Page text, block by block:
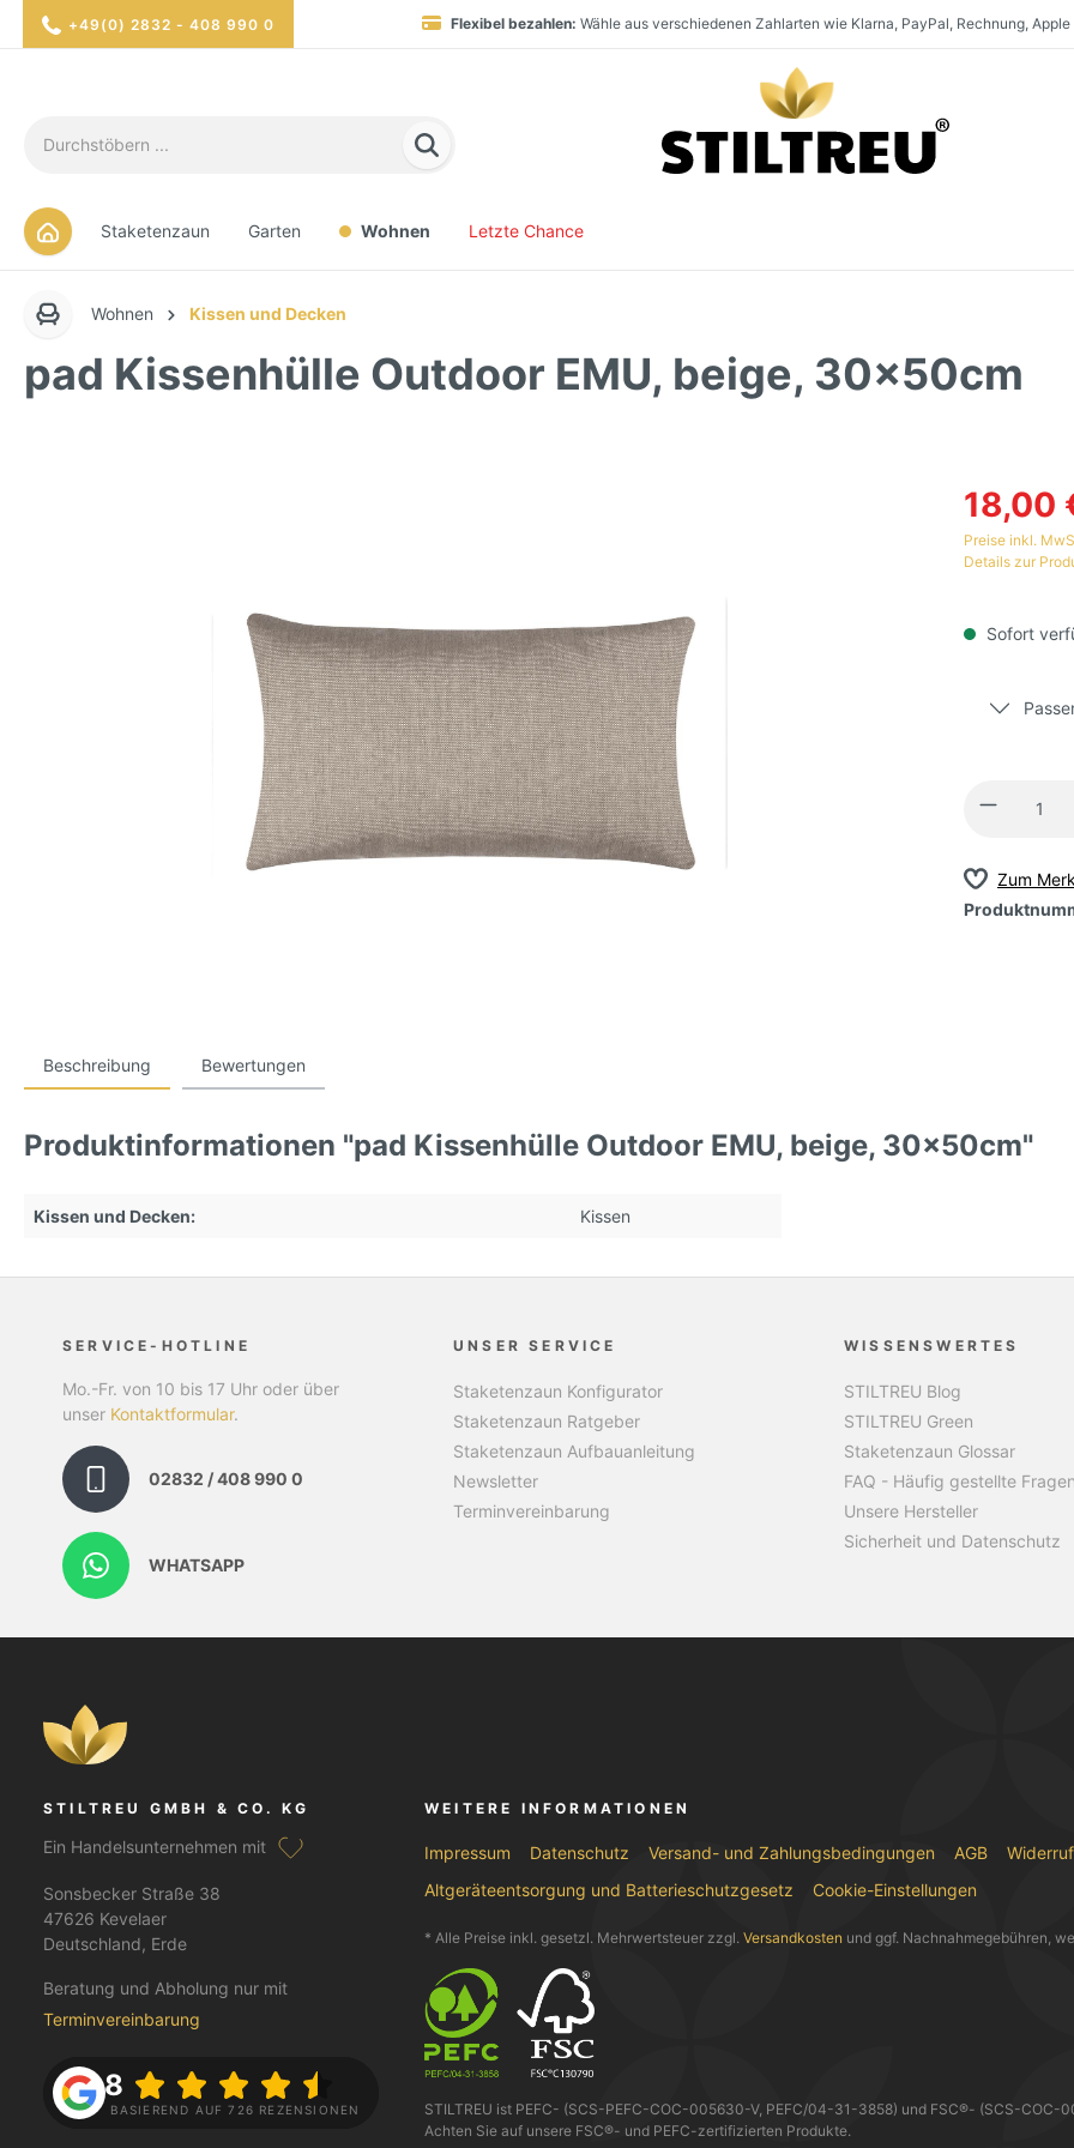
+49(0) 2832 - 408 990 0 Flexibel bezahlen: Wähle aus verschiedenen Zahlarten wie Klarna, PayPal, Rechnung,
Paket- und Speditionsversand innerhalb
Staketenzaun Vollsortiment und stets hohe Warenverfügbarkeit. Größter
SSL-verschlüsselt und DSGVO-konform online einkaufen. Serverstandort
Staketenzaun Garten Wohnen Letzte Chance
Wohnen Kissen und Decken
pad Kissenhülle Outdoor EMU, beige, 30x50cm
18,00
Preise inkl.
Details zur
Sofort
Zum
Beschreibung Bewertungen
Produktinformationen "pad Kissenhülle Outdoor EMU, beige, 30x50cm"
Kissen und Decken: Kissen
SERVICE-HOTLINE
Mo.-Fr. von 10 bis 17 Uhr oder über
unser Kontaktformular.
02832 / 408 990 0
WHATSAPP
UNSER SERVICE
Staketenzaun Konfigurator
Staketenzaun Ratgeber
Staketenzaun Aufbauanleitung
Newsletter
Terminvereinbarung
WISSENSWERTES
STILTREU Blog
STILTREU Green
Staketenzaun Glossar
FAQ - Häufig gestellte Fragen
Unsere Hersteller
Sicherheit und Datenschutz
STILTREU GMBH & CO. KG
Ein Handelsunternehmen mit
Sonsbecker Straße 38
47626 Kevelaer
Deutschland, Erde
Beratung und Abholung nur mit
Terminvereinbarung
4.8
BASIEREND AUF 726 REZENSIONEN
WEITERE INFORMATIONEN
Impressum Datenschutz Versand- und Zahlungsbedingungen AGB
Altgeräteentsorgung und Batterieschutzgesetz
Cookie-Einstellungen
* Alle Preise inkl. gesetzl. Mehrwertsteuer zzgl. Versandkosten und ggf. Nachnahmegebühren,
STILTREU ist PEFC- (SCS-PEFC-COC-005630-V, PEFC/04-31-3858) und FSC®- (SCS-
Achten Sie auf unsere FSC®- und PEFC-zertifizierten Produkte.